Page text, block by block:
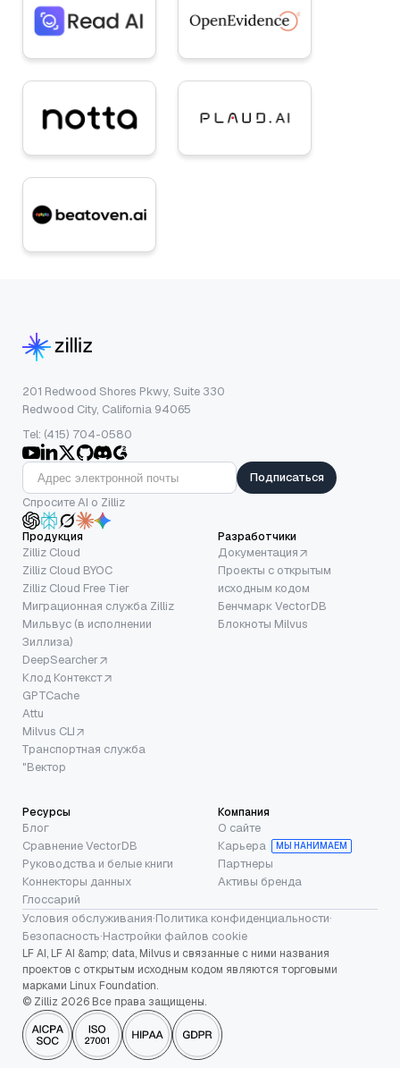
201 Redwood Shores Pkwy, Suite 330
Redwood City, California 94065
Tel: (415) 704-0580
Подписаться
Спросите AI о Zilliz
Продукция
Zilliz Cloud
Zilliz Cloud BYOC
Zilliz Cloud Free Tier
Миграционная служба Zilliz
Мильвус (в исполнении
Зиллиза)
DeepSearcher
Клод Контекст
GPTCache
Attu
Milvus CLI
Транспортная служба
"Вектор
Разработчики
Документация
Проекты с открытым
исходным кодом
Бенчмарк VectorDB
Блокноты Milvus
Ресурсы
Блог
Сравнение VectorDB
Руководства и белые книги
Коннекторы данных
Глоссарий
Компания
О сайте
Карьера
МЫ НАНИМАЕМ
Партнеры
Активы бренда
Условия обслуживания·Политика конфиденциальности·
Безопасность·Настройки файлов cookie
LF AI, LF AI &amp; data, Milvus и связанные с ними названия
проектов с открытым исходным кодом являются торговыми
марками Linux Foundation.
© Zilliz 2026 Все права защищены.